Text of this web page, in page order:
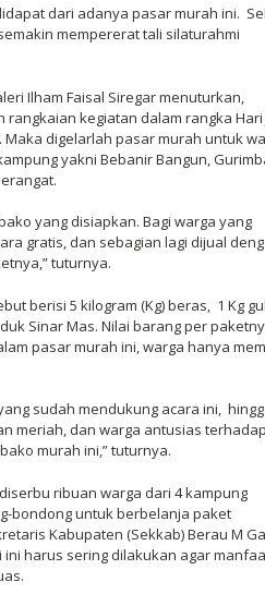
dari adanya pasar murah ini.
mempererat tali silaturahmi
Ilham Faisal Siregar menuturkan,
kegiatan dalam rangka Hari
Maka digelarlah pasar murah untuk
yakni Bebanir Bangun,
yang disiapkan. Bagi warga yang
gratis, dan sebagian lagi dijual
tuturnya.
berisi 5 kilogram (Kg) beras, 1 Kg
Sinar Mas. Nilai barang per
pasar murah ini, warga hanya
sudah mendukung acara ini,
meriah, dan warga antusias
murah ini,” tuturnya.
ribuan warga dari 4 kampung
bondong untuk berbelanja paket
Kabupaten (Sekkab) Berau M
harus sering dilakukan agar